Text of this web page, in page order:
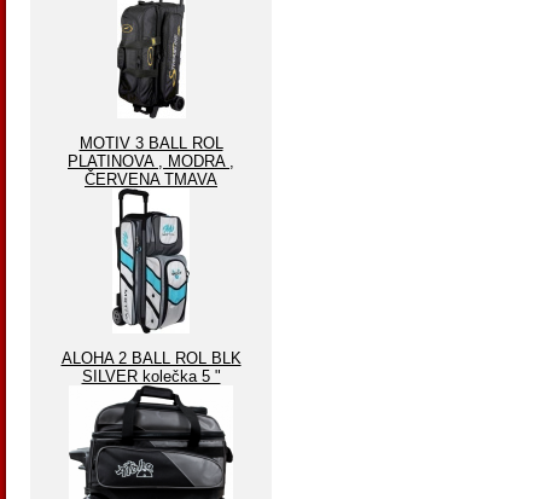
MOTIV 3 BALL ROL
PLATINOVA , MODRA ,
ČERVENA TMAVA
ALOHA 2 BALL ROL BLK
SILVER kolečka 5 "